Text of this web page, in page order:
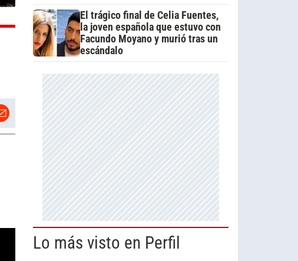
El trágico final de Celia Fuentes,
la joven española que estuvo con
Facundo Moyano y murió tras un
escándalo
Lo más visto en Perfil